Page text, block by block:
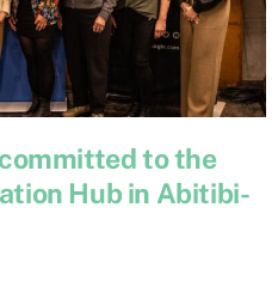
to the
Hub in Abitibi-